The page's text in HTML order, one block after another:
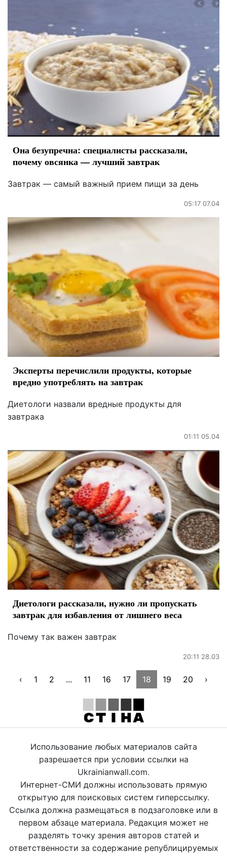
Она безупречна: специалисты рассказали,
почему овсянка — лучший завтрак
Завтрак — самый важный прием пищи за день
05:17 07.04
Эксперты перечислили продукты, которые
вредно употреблять на завтрак
Диетологи назвали вредные продукты для
завтрака
01:11 05.04
Диетологи рассказали, нужно ли пропускать
завтрак для избавления от лишнего веса
Почему так важен завтрак
20:11 28.03
‹ 1 2 ... 11 16 17 18 19 20 ›
Использование любых материалов сайта
разрешается при условии ссылки на
Ukrainianwall.com.
Интернет-СМИ должны использовать прямую
открытую для поисковых систем гиперссылку.
Ссылка должна размещаться в подзаголовке или в
первом абзаце материала. Редакция может не
разделять точку зрения авторов статей и
ответственности за содержание републицируемых